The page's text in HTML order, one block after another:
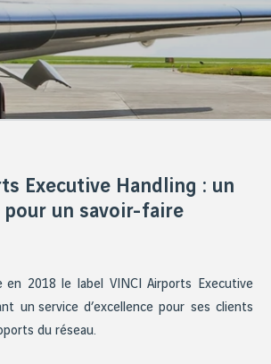
Executive Handling : un
pour un savoir-faire
en 2018 le label VINCI Airports Executive
un service d’excellence pour ses clients
du réseau.